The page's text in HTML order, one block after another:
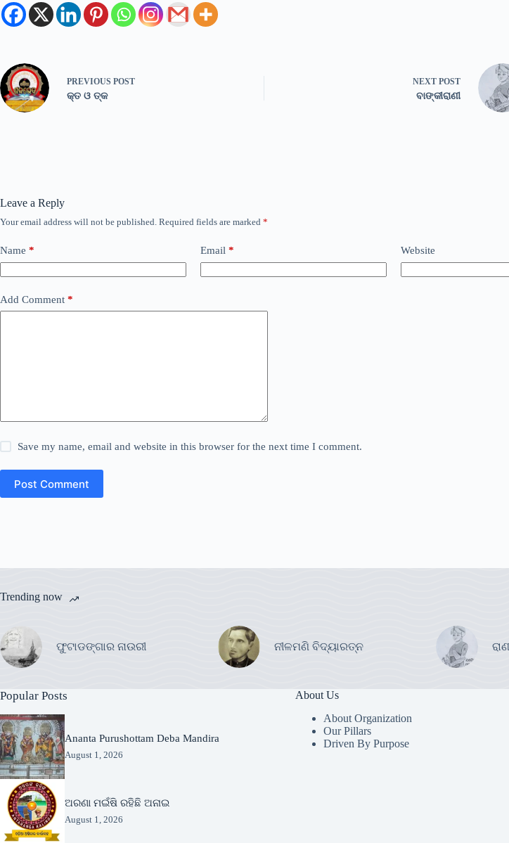
PREVIOUS POST
କ୍ତ ଓ ତ୍କ
NEXT POST
ବାଙ୍କୀରାଣୀ
Leave a Reply
Your email address will not be published. Required fields are marked *
Name * Email * Website
Add Comment *
Save my name, email and website in this browser for the next time I comment.
Post Comment
Trending now
ଫୁଟାଡଙ୍ଗାର ନାଉରୀ ନୀଳମଣି ବିଦ୍ୟାରତ୍ନ
Popular Posts
Ananta Purushottam Deba Mandira
August 1, 2026
ଅରଣା ମଇଁଷି ରହିଛି ଅନାଇ
August 1, 2026
About Us
About Organization
Our Pillars
Driven By Purpose​